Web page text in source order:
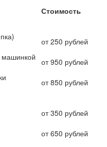
Стоимость
от 250 рублей
машинкой от 950 рублей
от 850 рублей
от 350 рублей
от 650 рублей